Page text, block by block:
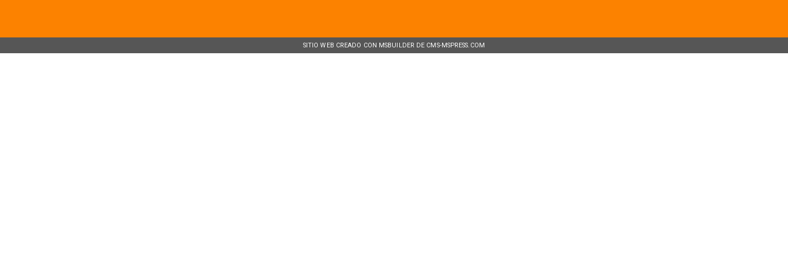
SITIO WEB CREADO CON MSBUILDER DE CMS-MSPRESS.COM